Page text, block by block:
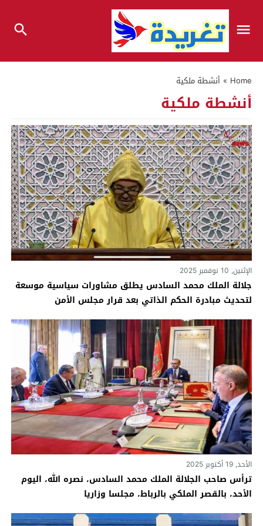
Home
» أنشطة ملكية
أنشطة ملكية
الإثنين, 10 نوفمبر 2025
جلالة الملك محمد السادس يطلق مشاورات سياسية موسعة
لتحديث مبادرة الحكم الذاتي بعد قرار مجلس الأمن
الأحد, 19 أكتوبر 2025
ترأس صاحب الجلالة الملك محمد السادس، نصره الله، اليوم
الأحد، بالقصر الملكي بالرباط، مجلسا وزاريا